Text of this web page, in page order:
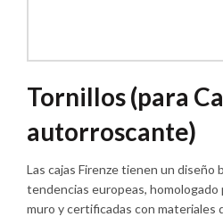
Tornillos (para
autorroscante)
Las cajas Firenze tienen un diseño
tendencias europeas, homologado
muro y certificadas con materiales